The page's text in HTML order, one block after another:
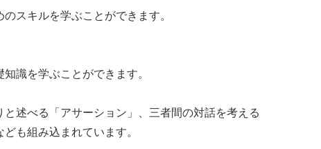
スキルを学ぶことができます。
識を学ぶことができます。
述べる「アサーション」、三者間の対話を考える
も組み込まれています。